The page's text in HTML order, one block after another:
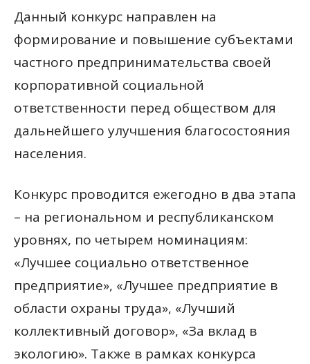
Данный конкурс направлен на
формирование и повышение субъектами
частного предпринимательства своей
корпоративной социальной
ответственности перед обществом для
дальнейшего улучшения благосостояния
населения.
Конкурс проводится ежегодно в два этапа
– на региональном и республиканском
уровнях, по четырем номинациям:
«Лучшее социально ответственное
предприятие», «Лучшее предприятие в
области охраны труда», «Лучший
коллективный договор», «За вклад в
экологию». Также в рамках конкурса